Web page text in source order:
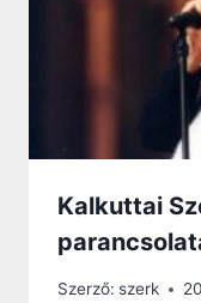
Kalkuttai
Szerző: szerk